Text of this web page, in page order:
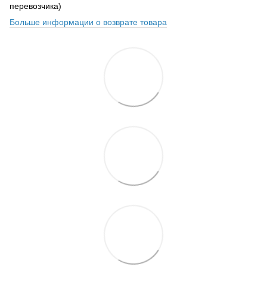
перевозчика)
Больше информации о возврате товара